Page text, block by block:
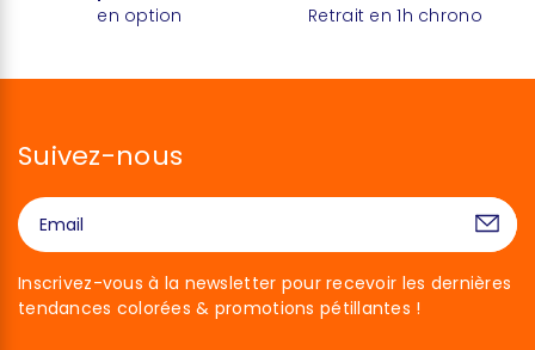
en option
Retrait en 1h chrono
Suivez-nous
Inscrivez-vous à la newsletter pour recevoir les dernières
tendances colorées & promotions pétillantes !